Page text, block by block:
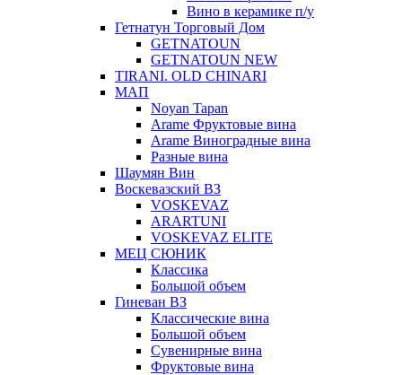
Вино в керамике п/у
Гетнатун Торговый Дом
GETNATOUN
GETNATOUN NEW
TIRANI. OLD CHINARI
МАП
Noyan Tapan
Arame Фруктовые вина
Arame Виноградные вина
Разные вина
Шаумян Вин
Воскевазский ВЗ
VOSKEVAZ
ARARTUNI
VOSKEVAZ ELITE
МЕЦ СЮНИК
Классика
Большой объем
Гиневан ВЗ
Классические вина
Большой объем
Сувенирные вина
Фруктовые вина